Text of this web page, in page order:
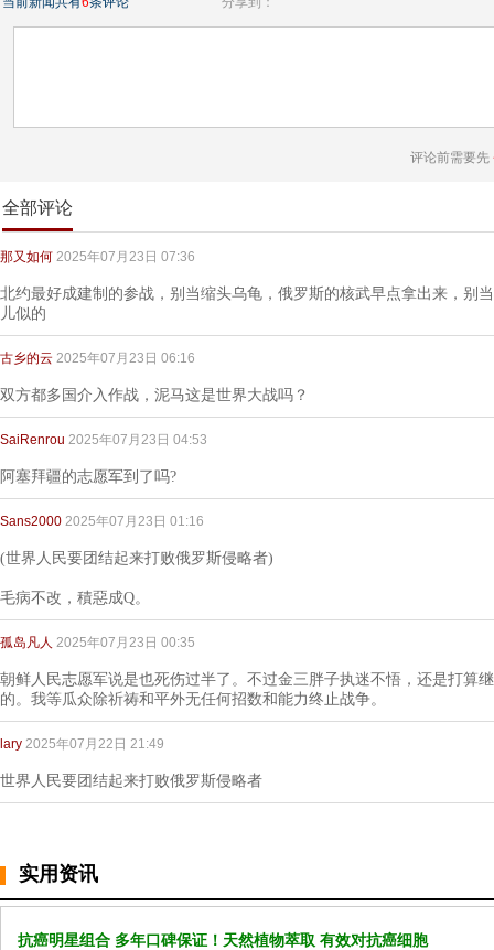
评论前需要先
全部评论
那又如何 2025年07月23日 07:36
北约最好成建制的参战，别当缩头乌龟，俄罗斯的核武早点拿出来，别
儿似的
古乡的云 2025年07月23日 06:16
双方都多国介入作战，泥马这是世界大战吗？
SaiRenrou 2025年07月23日 04:53
阿塞拜疆的志愿军到了吗?
Sans2000 2025年07月23日 01:16
(世界人民要团结起来打败俄罗斯侵略者)
毛病不改，積惡成Q。
孤岛凡人 2025年07月23日 00:35
朝鲜人民志愿军说是也死伤过半了。不过金三胖子执迷不悟，还是打算
的。我等瓜众除祈祷和平外无任何招数和能力终止战争。
lary 2025年07月22日 21:49
世界人民要团结起来打败俄罗斯侵略者
实用资讯
抗癌明星组合 多年口碑保证！天然植物萃取 有效对抗癌细胞